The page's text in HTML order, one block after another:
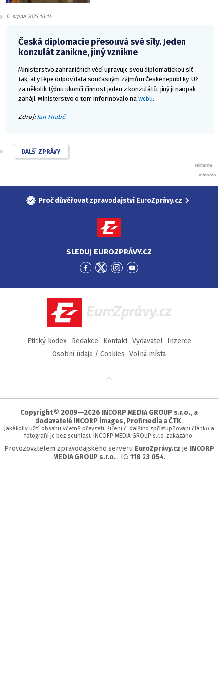
6. srpna 2026 16:14
Česká diplomacie přesouvá své síly. Jeden
konzulát zanikne, jiný vznikne
Ministerstvo zahraničních věcí upravuje svou diplomatickou síť
tak, aby lépe odpovídala současným zájmům České republiky. Už
za několik týdnu ukončí činnost jeden z konzulátů, jiný ji naopak
zahájí. Ministerstvo o tom informovalo na webu.
Zdroj: Jan Hrabě
DALŠÍ ZPRÁVY
Proč důvěřovat zpravodajství EuroZprávy.cz
SLEDUJ EUROZPRÁVY.CZ
Přejít
Facebook
Přejít
Twitter
Přejít
Instagram
Přejít
YouTube
EuroZprávy.cz
Etický kodex Redakce Kontakt Vydavatel
Inzerce
Osobní údaje / Cookies
Volná místa
Přejít
stránky
Copyright © 2009—2026 INCORP MEDIA GROUP s.r.o., a
dodavatelé INCORP images, Profimedia a ČTK.
Jakékoliv užití obsahu včetně převzetí, šíření či dalšího zpřístupňování článků a
fotografií je bez souhlasu INCORP MEDIA GROUP s.r.o. zakázáno.
Provozovatelem zpravodajského serveru EuroZprávy.cz je INCORP
MEDIA GROUP s.r.o. , IC: 118 23 054.